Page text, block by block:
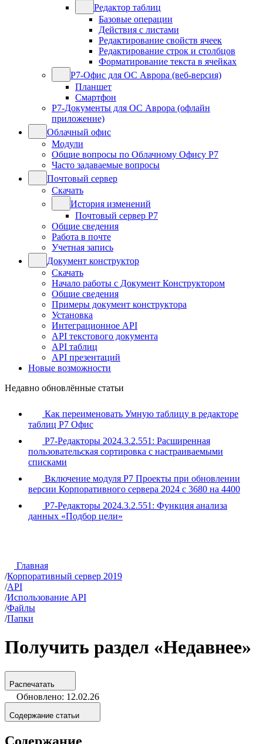
Редактор таблиц
Базовые операции
Действия с листами
Редактирование свойств ячеек
Редактирование строк и столбцов
Форматирование текста в ячейках
Р7-Офис для ОС Аврора (веб-версия)
Планшет
Смартфон
Р7-Документы для ОС Аврора (офлайн
приложение)
Облачный офис
Модули
Общие вопросы по Облачному Офису Р7
Часто задаваемые вопросы
Почтовый сервер
Скачать
История изменений
Почтовый сервер Р7
Общие сведения
Работа в почте
Учетная запись
Документ конструктор
Скачать
Начало работы с Документ Конструктором
Общие сведения
Примеры документ конструктора
Установка
Интеграционное API
API текстового документа
API таблиц
API презентаций
Новые возможности
Недавно обновлённые статьи
Как переименовать Умную таблицу в редакторе
таблиц Р7 Офис
Р7-Редакторы 2024.3.2.551: Расширенная
пользовательская сортировка с настраиваемыми
списками
Включение модуля Р7 Проекты при обновлении
версии Корпоративного сервера 2024 с 3680 на 4400
Р7-Редакторы 2024.3.2.551: Функция анализа
данных «Подбор цели»
Главная
/Корпоративный сервер 2019
/API
/Использование API
/Файлы
/Папки
Получить раздел «Недавнее»
Распечатать
Обновлено: 12.02.26
Содержание статьи